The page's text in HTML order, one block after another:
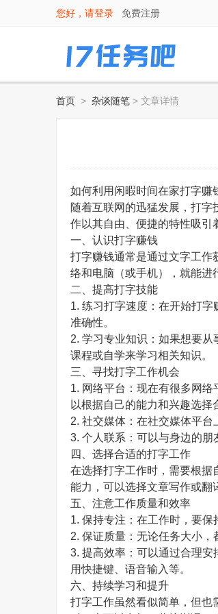
您好，请登录 免费注册
首页 > 杂谈随笔 > 文章详情
如何利用闲暇时间在家打字赚
随着互联网的迅猛发展，打
作以其自由、便捷的特性吸引
一、认识打字赚钱
打字赚钱通常是通过文字工作
络和电脑（或手机），就能进
二、提高打字技能
1. 练习打字速度：在开始打
准确性。
2. 学习专业知识：如果想要
课程或自学来学习相关知识。
三、寻找打字工作机会
1. 网络平台：现在有很多网
以根据自己的能力和兴趣选择
2. 社交媒体：在社交媒体平台
3. 个人联系：可以与身边的朋
四、选择合适的打字工作
在选择打字工作时，需要根据
能力，可以选择文章写作或翻
五、注意工作质量和效率
1. 保持专注：在工作时，要保
2. 保证质量：无论任务大小，
3. 提高效率：可以通过合理
用快捷键、语音输入等。
六、持续学习和提升
打字工作虽然看似简单，但也